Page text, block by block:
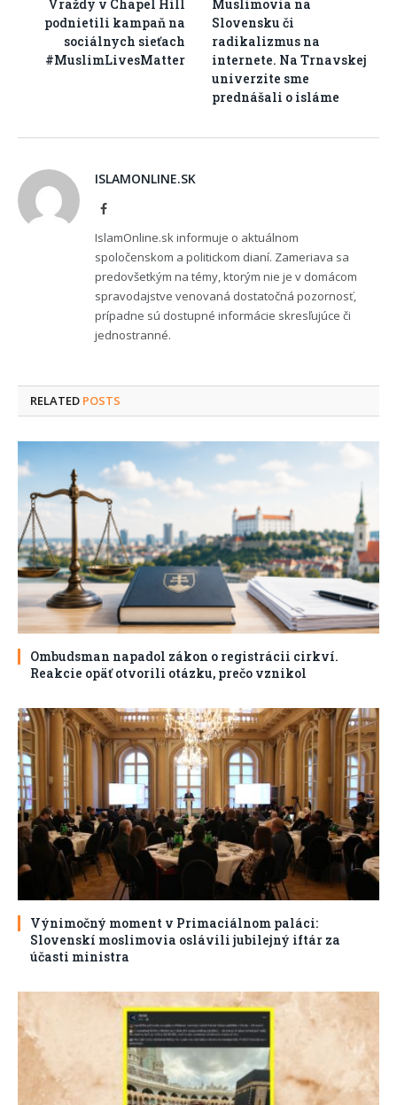
Vraždy v Chapel Hill
podnietili kampaň na
sociálnych sieťach
#MuslimLivesMatter
Muslimovia na
Slovensku či
radikalizmus na
internete. Na Trnavskej
univerzite sme
prednášali o isláme
ISLAMONLINE.SK
Facebook
IslamOnline.sk informuje o aktuálnom
spoločenskom a politickom dianí. Zameriava sa
predovšetkým na témy, ktorým nie je v domácom
spravodajstve venovaná dostatočná pozornosť,
prípadne sú dostupné informácie skresľujúce či
jednostranné.
RELATED POSTS
Ombudsman napadol zákon o registrácii cirkví.
Reakcie opäť otvorili otázku, prečo vznikol
Výnimočný moment v Primaciálnom paláci:
Slovenskí moslimovia oslávili jubilejný iftár za
účasti ministra